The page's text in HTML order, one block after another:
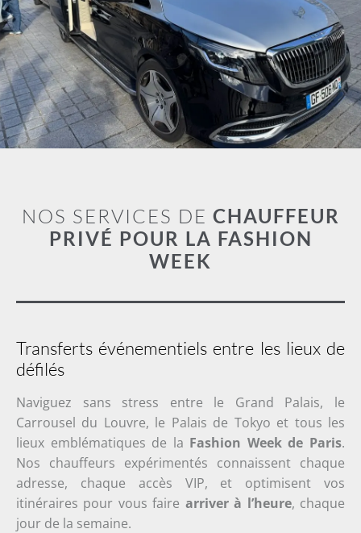
NOS SERVICES DE CHAUFFEUR
PRIVÉ POUR LA FASHION
WEEK
Transferts événementiels entre les lieux de
défilés
Naviguez sans stress entre le Grand Palais, le
Carrousel du Louvre, le Palais de Tokyo et tous les
lieux emblématiques de la Fashion Week de Paris.
Nos chauffeurs expérimentés connaissent chaque
adresse, chaque accès VIP, et optimisent vos
itinéraires pour vous faire arriver à l’heure, chaque
jour de la semaine.